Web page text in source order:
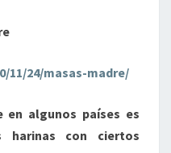
11/24/masas-madre/
en algunos países es
con ciertos